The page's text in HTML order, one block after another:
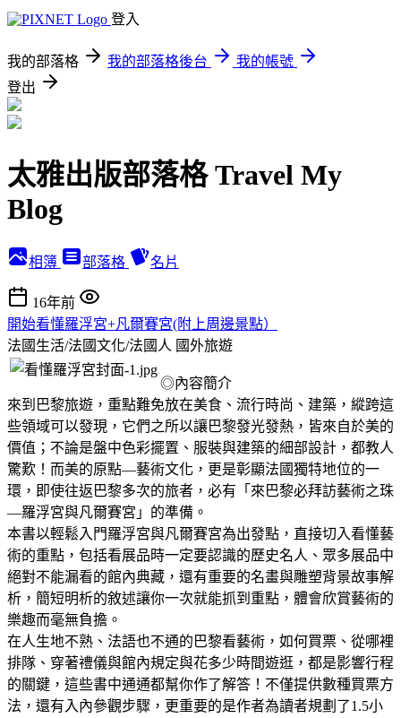
登入
我的部落格 我的部落格後台
我的帳號
登出
太雅出版部落格 Travel My
Blog
相簿 部落格 名片
16年前
開始看懂羅浮宮+凡爾賽宮(附上周邊景點）
法國生活/法國文化/法國人 國外旅遊
◎內容簡介
來到巴黎旅遊，重點難免放在美食、流行時尚、建築，縱跨這
些領域可以發現，它們之所以讓巴黎發光發熱，皆來自於美的
價值；不論是盤中色彩擺置、服裝與建築的細部設計，都教人
驚歎！而美的原點—藝術文化，更是彰顯法國獨特地位的一
環，即使往返巴黎多次的旅者，必有「來巴黎必拜訪藝術之珠
—羅浮宮與凡爾賽宮」的準備。
本書以輕鬆入門羅浮宮與凡爾賽宮為出發點，直接切入看懂藝
術的重點，包括看展品時一定要認識的歷史名人、眾多展品中
絕對不能漏看的館內典藏，還有重要的名畫與雕塑背景故事解
析，簡短明析的敘述讓你一次就能抓到重點，體會欣賞藝術的
樂趣而毫無負擔。
在人生地不熟、法語也不通的巴黎看藝術，如何買票、從哪裡
排隊、穿著禮儀與館內規定與花多少時間遊逛，都是影響行程
的關鍵，這些書中通通都幫你作了解答！不僅提供數種買票方
法，還有入內參觀步驟，更重要的是作者為讀者規劃了1.5小